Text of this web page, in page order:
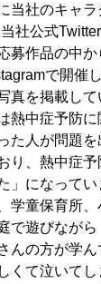
当社のキャ
社公式
募作品の中
で開催
真を掲載し
熱中症予防
た人が問題
り、熱中症
」になってい
学童保育所
で遊びなが
んの方が学ん
くて泣いて